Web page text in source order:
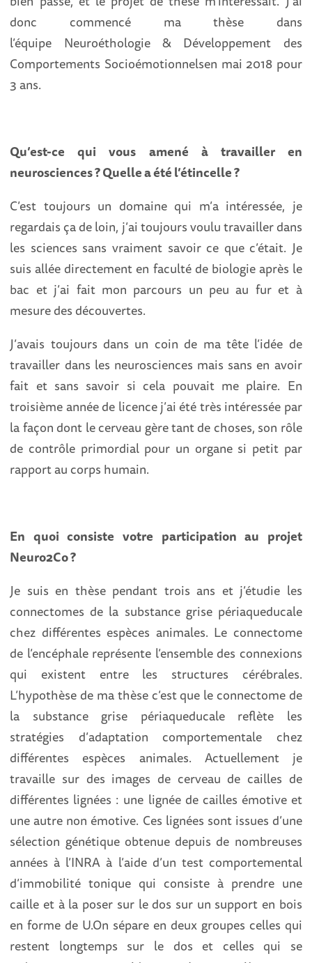
donc commencé ma thèse dans
l’équipe Neuroéthologie & Développement des
Comportements Socioémotionnelsen mai 2018 pour
3 ans.
Qu’est-ce qui vous amené à travailler en
neurosciences ? Quelle a été l’étincelle ?
C’est toujours un domaine qui m’a intéressée, je
regardais ça de loin, j’ai toujours voulu travailler dans
les sciences sans vraiment savoir ce que c’était. Je
suis allée directement en faculté de biologie après le
bac et j’ai fait mon parcours un peu au fur et à
mesure des découvertes.
J’avais toujours dans un coin de ma tête l’idée de
travailler dans les neurosciences mais sans en avoir
fait et sans savoir si cela pouvait me plaire. En
troisième année de licence j’ai été très intéressée par
la façon dont le cerveau gère tant de choses, son rôle
de contrôle primordial pour un organe si petit par
rapport au corps humain.
En quoi consiste votre participation au projet
Neuro2Co ?
Je suis en thèse pendant trois ans et j’étudie les
connectomes de la substance grise périaqueducale
chez différentes espèces animales. Le connectome
de l’encéphale représente l’ensemble des connexions
qui existent entre les structures cérébrales.
L’hypothèse de ma thèse c’est que le connectome de
la substance grise périaqueducale reflète les
stratégies d’adaptation comportementale chez
différentes espèces animales. Actuellement je
travaille sur des images de cerveau de cailles de
différentes lignées : une lignée de cailles émotive et
une autre non émotive. Ces lignées sont issues d’une
sélection génétique obtenue depuis de nombreuses
années à l’INRA à l’aide d’un test comportemental
d’immobilité tonique qui consiste à prendre une
caille et à la poser sur le dos sur un support en bois
en forme de U.On sépare en deux groupes celles qui
restent longtemps sur le dos et celles qui se